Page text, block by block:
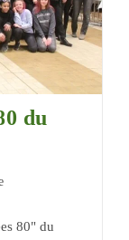
du
80" du